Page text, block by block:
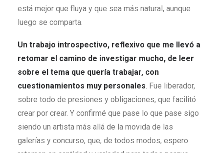
está mejor que fluya y que sea más natural, aunque
luego se comparta.
Un trabajo introspectivo, reflexivo que me llevó a
retomar el camino de investigar mucho, de leer
sobre el tema que quería trabajar, con
cuestionamientos muy personales. Fue liberador,
sobre todo de presiones y obligaciones, que facilitó
crear por crear. Y confirmé que pase lo que pase sigo
siendo un artista más allá de la movida de las
galerías y concurso, que, de todos modos, espero